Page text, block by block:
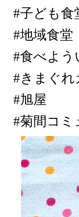
#子ども食
#地域食堂
#食べよう
#きまぐれ
#旭屋
#菊間コ